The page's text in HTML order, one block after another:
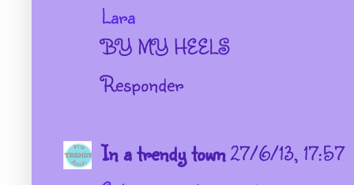
Lara
BY MY HEELS
Responder
In a trendy town27/6/13, 17:57